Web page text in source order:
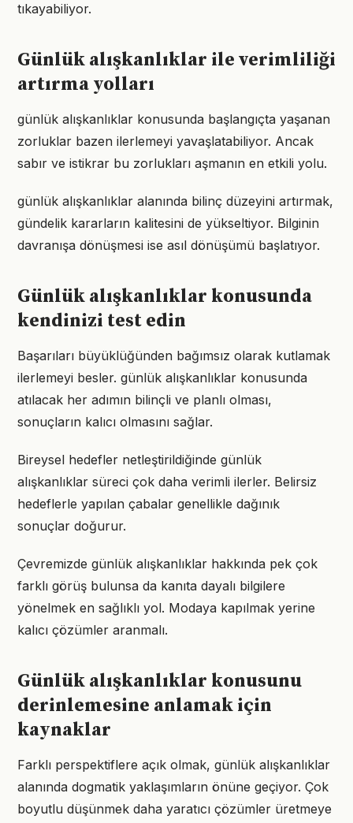
tıkayabiliyor.
Günlük alışkanlıklar ile verimliliği
artırma yolları
günlük alışkanlıklar konusunda başlangıçta yaşanan
zorluklar bazen ilerlemeyi yavaşlatabiliyor. Ancak
sabır ve istikrar bu zorlukları aşmanın en etkili yolu.
günlük alışkanlıklar alanında bilinç düzeyini artırmak,
gündelik kararların kalitesini de yükseltiyor. Bilginin
davranışa dönüşmesi ise asıl dönüşümü başlatıyor.
Günlük alışkanlıklar konusunda
kendinizi test edin
Başarıları büyüklüğünden bağımsız olarak kutlamak
ilerlemeyi besler. günlük alışkanlıklar konusunda
atılacak her adımın bilinçli ve planlı olması,
sonuçların kalıcı olmasını sağlar.
Bireysel hedefler netleştirildiğinde günlük
alışkanlıklar süreci çok daha verimli ilerler. Belirsiz
hedeflerle yapılan çabalar genellikle dağınık
sonuçlar doğurur.
Çevremizde günlük alışkanlıklar hakkında pek çok
farklı görüş bulunsa da kanıta dayalı bilgilere
yönelmek en sağlıklı yol. Modaya kapılmak yerine
kalıcı çözümler aranmalı.
Günlük alışkanlıklar konusunu
derinlemesine anlamak için
kaynaklar
Farklı perspektiflere açık olmak, günlük alışkanlıklar
alanında dogmatik yaklaşımların önüne geçiyor. Çok
boyutlu düşünmek daha yaratıcı çözümler üretmeye